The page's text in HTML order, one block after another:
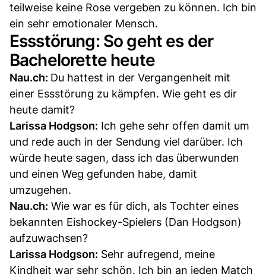
teilweise keine Rose vergeben zu können. Ich bin
ein sehr emotionaler Mensch.
Essstörung: So geht es der
Bachelorette heute
Nau.ch: Du hattest in der Vergangenheit mit
einer Essstörung zu kämpfen. Wie geht es dir
heute damit?
Larissa Hodgson: Ich gehe sehr offen damit um
und rede auch in der Sendung viel darüber. Ich
würde heute sagen, dass ich das überwunden
und einen Weg gefunden habe, damit
umzugehen.
Nau.ch: Wie war es für dich, als Tochter eines
bekannten Eishockey-Spielers (Dan Hodgson)
aufzuwachsen?
Larissa Hodgson: Sehr aufregend, meine
Kindheit war sehr schön. Ich bin an jeden Match